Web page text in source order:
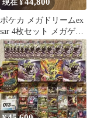
現在 ¥
ポケカ メガドリームex
sar 4枚セット メガゲン
ガーex sar